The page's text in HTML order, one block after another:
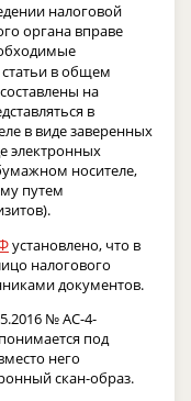
налоговой
органа вправе
статьи в общем
на
в
в виде заверенных
электронных
носителе,
путем
установлено, что в
налогового
документов.
№ АС-4-
под
него
скан-образ.